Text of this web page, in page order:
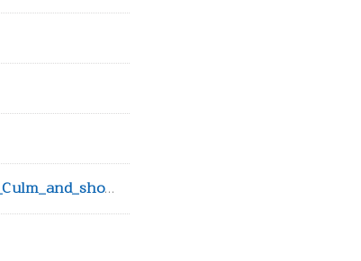
https://www.researchgate.net/publication/341997793_Culm_and_shoot_productions_of_Thyrsostachys_siamensis_Gamble_at_the_Natural_Science_Park_under_the_Royal_Initiative_of_Her_Royal_Highness_Princess_Maha_Chakri_Sirindhorn_Suan_Phueng_district_Ratchabur